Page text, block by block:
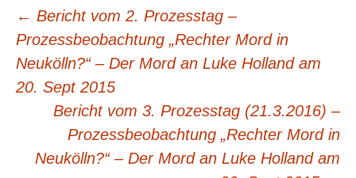
Beitragsnavigation
← Bericht vom 2. Prozesstag –
Prozessbeobachtung „Rechter Mord in
Neukölln?“ – Der Mord an Luke Holland am
20. Sept 2015
Bericht vom 3. Prozesstag (21.3.2016) –
Prozessbeobachtung „Rechter Mord in
Neukölln?“ – Der Mord an Luke Holland am